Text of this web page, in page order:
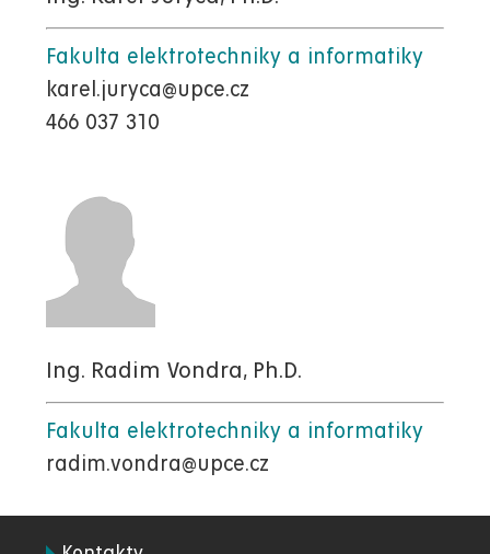
Fakulta elektrotechniky a informatiky
karel.juryca@upce.cz
466 037 310
Ing. Radim Vondra, Ph.D.
Fakulta elektrotechniky a informatiky
radim.vondra@upce.cz